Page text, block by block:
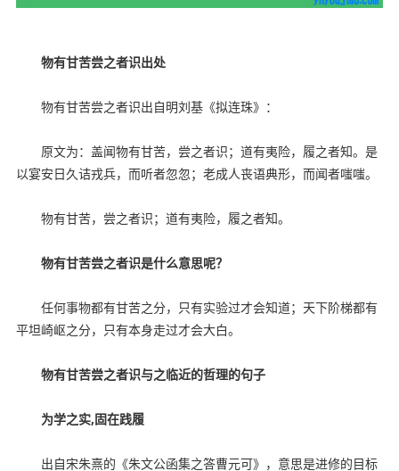
物有甘苦尝之者识出处
物有甘苦尝之者识出自明刘基《拟连珠》：
原文为：盖闻物有甘苦，尝之者识；道有夷险，履之者知。是
以宴安日久诘戎兵，而听者忽忽；老成人丧语典形，而闻者嗤嗤。
物有甘苦，尝之者识；道有夷险，履之者知。
物有甘苦尝之者识是什么意思呢？
任何事物都有甘苦之分，只有实验过才会知道；天下阶梯都有
平坦崎岖之分，只有本身走过才会大白。
物有甘苦尝之者识与之临近的哲理的句子
为学之实,固在践履
出自宋朱熹的《朱文公函集之答曹元可》，意思是进修的目标